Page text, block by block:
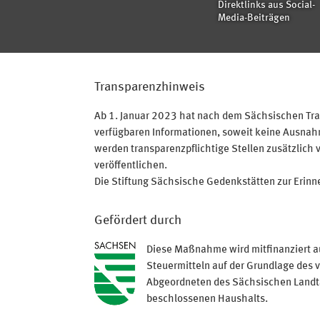
Direktlinks aus Social-
Media-Beiträgen
Transparenzhinweis
Ab 1. Januar 2023 hat nach dem Sächsischen
verfügbaren Informationen, soweit keine
werden transparenzpflichtige Stellen zusätzlich
veröffentlichen.
Die Stiftung Sächsische Gedenkstätten zur
Gefördert durch
Diese Maßnahme wird mitfinanziert
Steuermitteln auf der Grundlage des
Abgeordneten des Sächsischen
beschlossenen Haushalts.